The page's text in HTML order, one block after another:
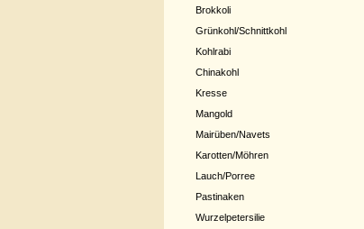
Brokkoli
Grünkohl/Schnittkohl
Kohlrabi
Chinakohl
Kresse
Mangold
Mairüben/Navets
Karotten/Möhren
Lauch/Porree
Pastinaken
Wurzelpetersilie